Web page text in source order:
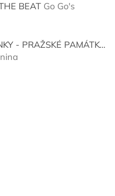
BEAT Go Go's
je 5 z 5 hvězdiček.
VYSTŘIHOVÁNKY - PRAŽSKÉ PAMÁTKY
je 5 z 5 hvězdiček.